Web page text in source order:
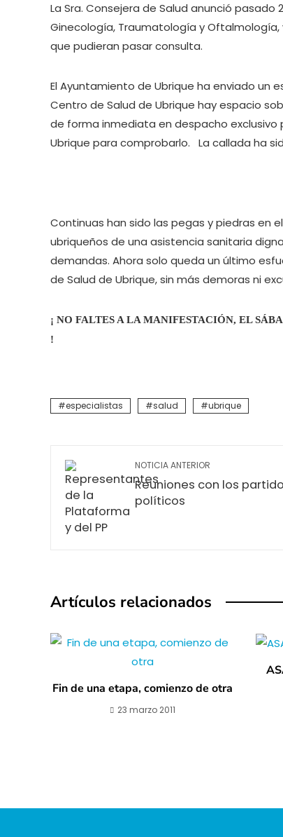
La Sra. Consejera de Salud anunció
Ginecología, Traumatología y
que pudieran pasar consulta.
El Ayuntamiento de Ubrique ha enviado un
Centro de Salud de Ubrique hay espacio
de forma inmediata en despacho exclusivo
Ubrique para comprobarlo. La callada ha
Continuas han sido las pegas y piedras en
ubriqueños de una asistencia sanitaria
demandas. Ahora solo queda un último
de Salud de Ubrique, sin más demoras ni
¡ NO FALTES A LA MANIFESTACIÓN, EL
!
especialistas salud ubrique
NOTICIA ANTERIOR
Reuniones con los
políticos
Artículos relacionados
Fin de una etapa, comienzo de otra
23 marzo 2011